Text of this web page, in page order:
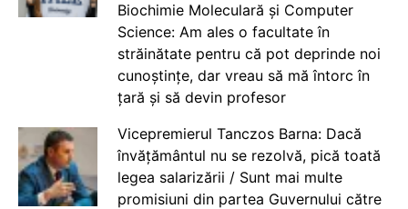
Biochimie Moleculară și Computer
Science: Am ales o facultate în
străinătate pentru că pot deprinde noi
cunoștințe, dar vreau să mă întorc în
țară și să devin profesor
Vicepremierul Tanczos Barna: Dacă
învățământul nu se rezolvă, pică toată
legea salarizării / Sunt mai multe
promisiuni din partea Guvernului către